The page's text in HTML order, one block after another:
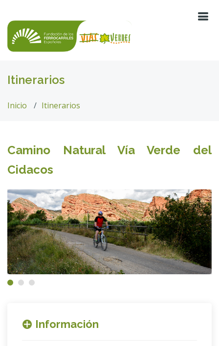
Itinerarios
Inicio Itinerarios
Camino Natural Vía Verde del
Cidacos
Información